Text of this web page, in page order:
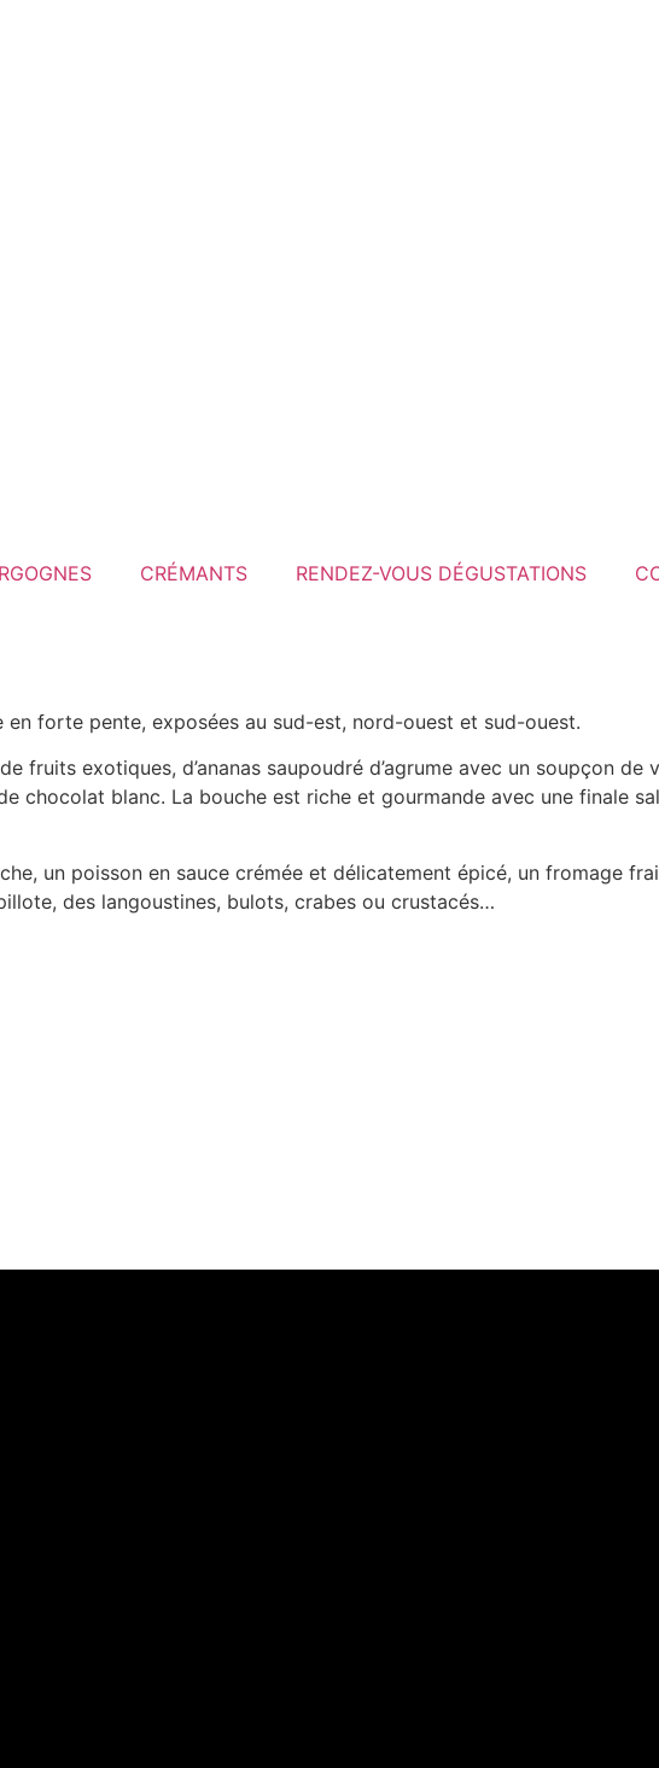
CRÉMANTS RENDEZ-VOUS DÉGUSTATIONS
forte pente, exposées au sud-est, nord-ouest et sud-ouest.
exotiques, d’ananas saupoudré d’agrume avec un soupçon de
chocolat blanc. La bouche est riche et gourmande avec une finale
un poisson en sauce crémée et délicatement épicé, un fromage
des langoustines, bulots, crabes ou crustacés…